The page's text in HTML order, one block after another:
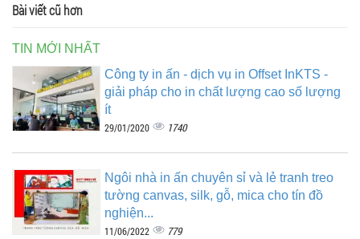
Bài viết cũ hơn
TIN MỚI NHẤT
Công ty in ấn - dịch vụ in Offset InKTS -
giải pháp cho in chất lượng cao số lượng
ít
29/01/2020 1740
Ngôi nhà in ấn chuyên sỉ và lẻ tranh treo
tường canvas, silk, gỗ, mica cho tín đồ
nghiện...
11/06/2022 779